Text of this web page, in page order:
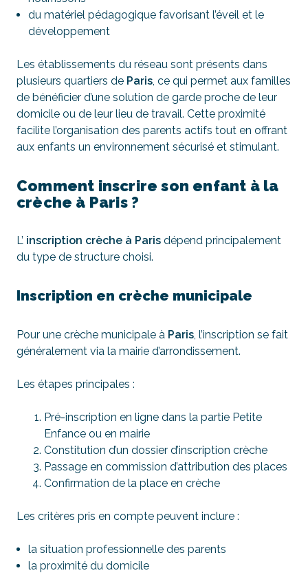
du matériel pédagogique favorisant l’éveil et le
développement
Les établissements du réseau sont présents dans
plusieurs quartiers de Paris, ce qui permet aux familles
de bénéficier d’une solution de garde proche de leur
domicile ou de leur lieu de travail. Cette proximité
facilite l’organisation des parents actifs tout en offrant
aux enfants un environnement sécurisé et stimulant.
Comment inscrire son enfant à la
crèche à Paris ?
L’ inscription crèche à Paris dépend principalement
du type de structure choisi.
Inscription en crèche municipale
Pour une crèche municipale à Paris, l’inscription se fait
généralement via la mairie d’arrondissement.
Les étapes principales :
Pré-inscription en ligne dans la partie Petite
Enfance ou en mairie
Constitution d’un dossier d’inscription crèche
Passage en commission d’attribution des places
Confirmation de la place en crèche
Les critères pris en compte peuvent inclure :
la situation professionnelle des parents
la proximité du domicile